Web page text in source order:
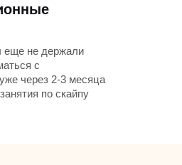
еще не держали
с
через 2-3 месяца
по скайпу